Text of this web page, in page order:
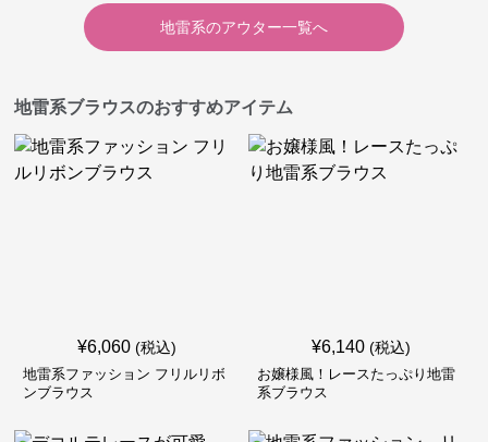
地雷系のアウター一覧へ
地雷系ブラウスのおすすめアイテム
¥6,060 (税込)
地雷系ファッション フリルリボ
ンブラウス
¥6,140 (税込)
お嬢様風！レースたっぷり地雷
系ブラウス